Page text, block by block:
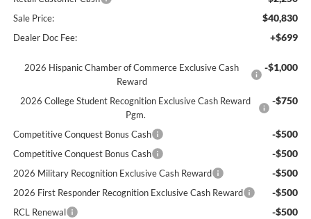
Sale Price: $40,830
Dealer Doc Fee: +$699
2026 Hispanic Chamber of Commerce Exclusive Cash
Reward
-$1,000
2026 College Student Recognition Exclusive Cash Reward
Pgm.
-$750
Competitive Conquest Bonus Cash -$500
Competitive Conquest Bonus Cash -$500
2026 Military Recognition Exclusive Cash Reward -$500
2026 First Responder Recognition Exclusive Cash Reward -$500
RCL Renewal -$500